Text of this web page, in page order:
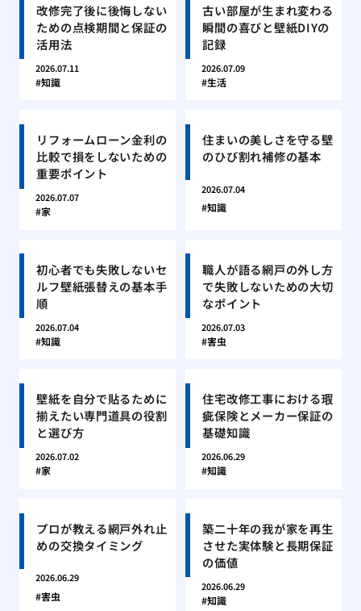
改修完了後に後悔しない
ための点検期間と保証の
活用法
2026.07.11
知識
古い部屋が生まれ変わる
瞬間の喜びと壁紙DIYの
記録
2026.07.09
生活
リフォームローン金利の
比較で損をしないための
重要ポイント
2026.07.07
家
住まいの美しさを守る壁
のひび割れ補修の基本
2026.07.04
知識
初心者でも失敗しないセ
ルフ壁紙張替えの基本手
順
2026.07.04
知識
職人が語る網戸の外し方
で失敗しないための大切
なポイント
2026.07.03
害虫
壁紙を自分で貼るために
揃えたい専門道具の役割
と選び方
2026.07.02
家
住宅改修工事における瑕
疵保険とメーカー保証の
基礎知識
2026.06.29
知識
プロが教える網戸外れ止
めの交換タイミング
2026.06.29
害虫
築二十年の我が家を再生
させた実体験と長期保証
の価値
2026.06.29
知識